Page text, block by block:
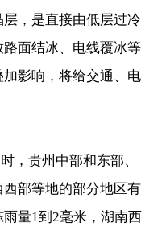
，是直接由低层过冷
面结冰、电线覆冰等
影响，将给交通、电
，贵州中部和东部、
部等地的部分地区有
量1到2毫米，湖南西